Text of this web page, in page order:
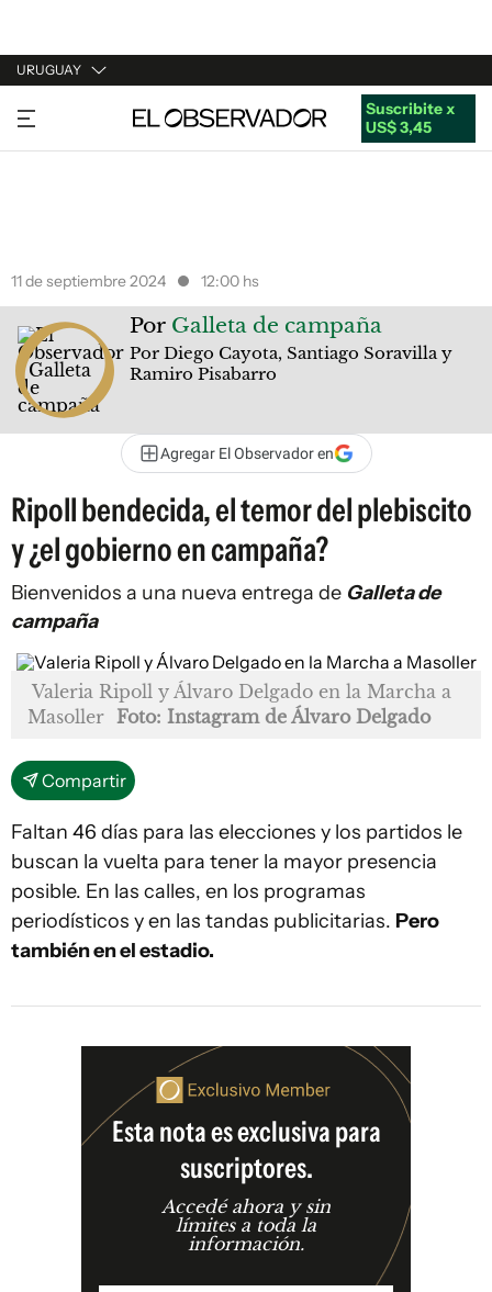
URUGUAY
URUGUAY
ARGENTINA
Suscribite x
US$ 3,45
11 de septiembre 2024 12:00 hs
Por Galleta de campaña
Por Diego Cayota, Santiago Soravilla y
Ramiro Pisabarro
Agregar El Observador en
Ripoll bendecida, el temor del plebiscito
y ¿el gobierno en campaña?
Bienvenidos a una nueva entrega de Galleta de
campaña
Valeria Ripoll y Álvaro Delgado en la Marcha a
Masoller Foto: Instagram de Álvaro Delgado
Compartir
Faltan 46 días para las elecciones y los partidos le
buscan la vuelta para tener la mayor presencia
posible. En las calles, en los programas
periodísticos y en las tandas publicitarias. Pero
también en el estadio.
Esta nota es exclusiva para
suscriptores.
Accedé ahora y sin
límites a toda la
información.